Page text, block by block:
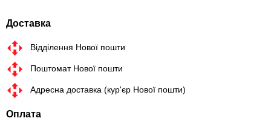
Доставка
Відділення Нової пошти
Поштомат Нової пошти
Адресна доставка (кур'єр Нової пошти)
Оплата